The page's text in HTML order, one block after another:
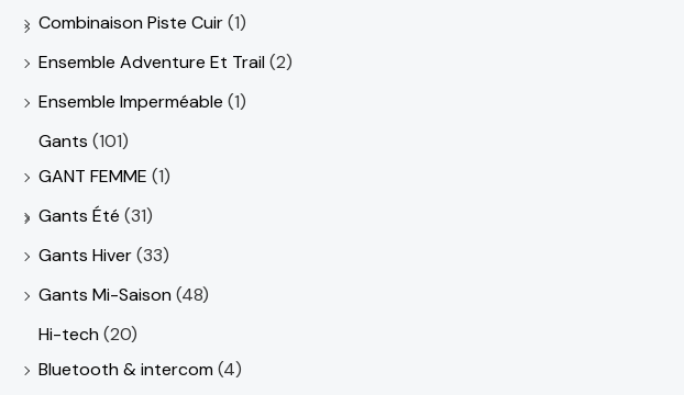
Combinaison Piste Cuir(1)
Ensemble Adventure Et Trail(2)
Ensemble Imperméable (1)
Gants (101)
GANT FEMME (1)
Gants Été (31)
Gants Hiver(33)
Gants Mi-Saison(48)
Hi-tech(20)
Bluetooth & intercom(4)